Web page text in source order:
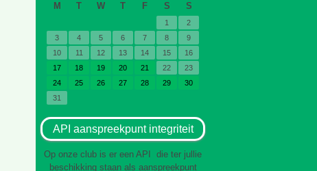
M
T W T F S S
1
2
3
4 5 6 7 8
9
10
11 12 13 14 15
16
17
18 19 20 21 22
23
24
25 26 27 28 29
30
31
API aanspreekpunt integriteit
Op onze club is er een API die ter jullie
beschikking staan als aanspreekpunt